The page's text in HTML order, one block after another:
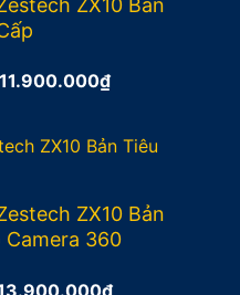
Giá
11.900.000₫Giá
hiện
11.900.000₫.
ZX10 Bản
Camera 360
₫Giá